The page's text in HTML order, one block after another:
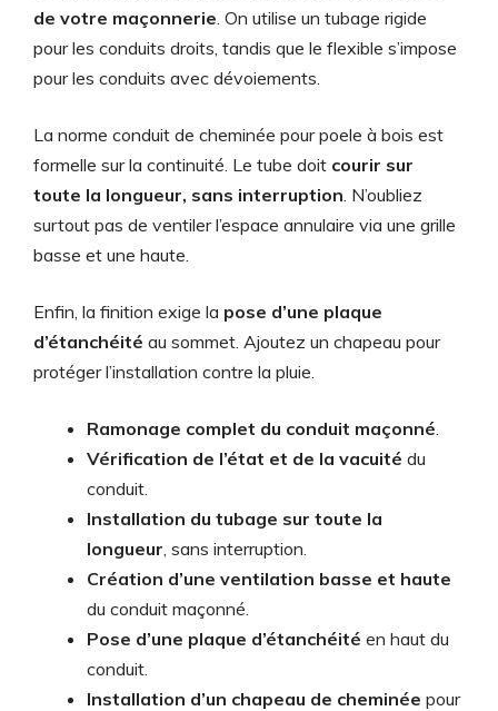
de votre maçonnerie . On utilise un tubage rigide
pour les conduits droits, tandis que le flexible s’impose
pour les conduits avec dévoiements.
La norme conduit de cheminée pour poele à bois est
formelle sur la continuité. Le tube doit courir sur
toute la longueur, sans interruption . N’oubliez
surtout pas de ventiler l’espace annulaire via une grille
basse et une haute.
Enfin, la finition exige la pose d’une plaque
d’étanchéité au sommet. Ajoutez un chapeau pour
protéger l’installation contre la pluie.
Ramonage complet du conduit maçonné
Vérification de l’état et de la vacuité du
conduit.
Installation du tubage sur toute la
longueur , sans interruption.
Création d’une ventilation basse et haute
du conduit maçonné.
Pose d’une plaque d’étanchéité en haut du
conduit.
Installation d’un chapeau de cheminée pour